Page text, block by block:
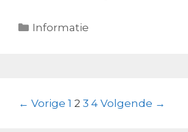
Categorieën
Informatie
Berichtnavigatie
← Vorige 1 2 3 4 Volgende →